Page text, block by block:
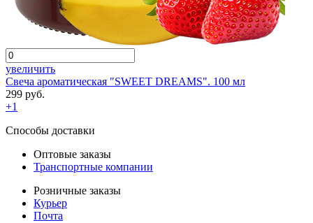
увеличить
Свеча ароматическая "SWEET DREAMS". 100 мл
299 руб.
+1
Способы доставки
Оптовые заказы
Транспортные компании
Розничные заказы
Курьер
Почта